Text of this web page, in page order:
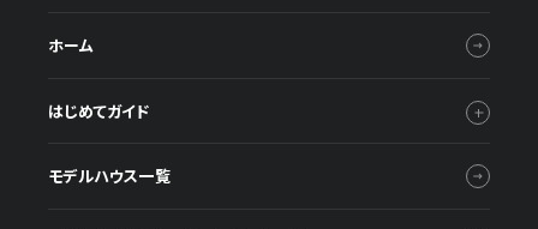
ホーム
はじめてガイド
モデルハウス一覧